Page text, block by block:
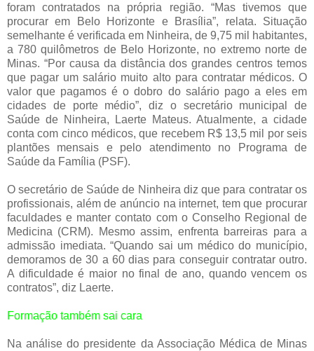
foram contratados na própria região. “Mas tivemos que
procurar em Belo Horizonte e Brasília”, relata. Situação
semelhante é verificada em Ninheira, de 9,75 mil habitantes,
a 780 quilômetros de Belo Horizonte, no extremo norte de
Minas. “Por causa da distância dos grandes centros temos
que pagar um salário muito alto para contratar médicos. O
valor que pagamos é o dobro do salário pago a eles em
cidades de porte médio”, diz o secretário municipal de
Saúde de Ninheira, Laerte Mateus. Atualmente, a cidade
conta com cinco médicos, que recebem R$ 13,5 mil por seis
plantões mensais e pelo atendimento no Programa de
Saúde da Família (PSF).
O secretário de Saúde de Ninheira diz que para contratar os
profissionais, além de anúncio na internet, tem que procurar
faculdades e manter contato com o Conselho Regional de
Medicina (CRM). Mesmo assim, enfrenta barreiras para a
admissão imediata. “Quando sai um médico do município,
demoramos de 30 a 60 dias para conseguir contratar outro.
A dificuldade é maior no final de ano, quando vencem os
contratos”, diz Laerte.
Formação também sai cara
Na análise do presidente da Associação Médica de Minas